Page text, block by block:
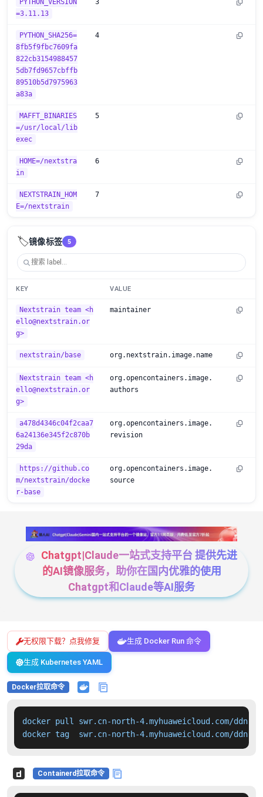
PYTHON_VERSION
=3.11.13
3
PYTHON_SHA256=
8fb5f9fbc7609fa
822cb3154988457
5db7fd9657cbffb
89510b5d7975963
a83a
4
MAFFT_BINARIES
=/usr/local/lib
exec
5
HOME=/nextstra
in
6
NEXTSTRAIN_HOM
E=/nextstrain
7
🏷️镜像标签 5
KEY VALUE
Nextstrain team <h
ello@nextstrain.or
g>
maintainer
nextstrain/base org.nextstrain.image.name
Nextstrain team <h
ello@nextstrain.or
g>
org.opencontainers.image.
authors
a478d4346c04f2caa7
6a24136e345f2c870b
29da
org.opencontainers.image.
revision
https://github.co
m/nextstrain/docke
r-base
org.opencontainers.image.
source
Chatgpt|Claude一站式支持平台 提供先进
的AI镜像服务，助你在国内优雅的使用
Chatgpt和Claude等AI服务
无权限下载？点我修复 生成 Docker Run 命令
生成 Kubernetes YAML
Docker拉取命令
docker pull swr.cn-north-4.myhuaweicloud.com/ddn-
docker tag  swr.cn-north-4.myhuaweicloud.com/ddn-
Containerd拉取命令